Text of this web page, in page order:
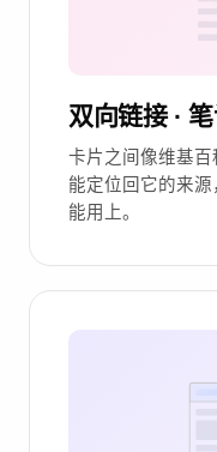
双向链接 ·
卡片之间像维基
能定位回它的来
能用上。